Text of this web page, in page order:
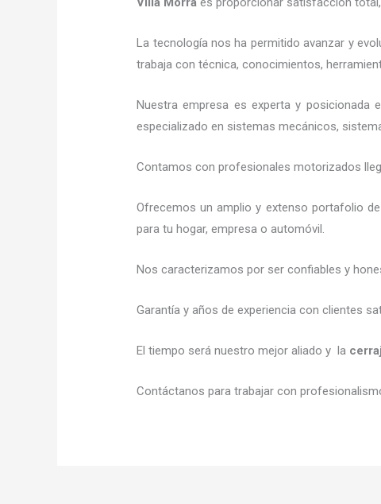
La tecnología nos ha permitido avanzar y
trabaja con técnica, conocimientos,
Nuestra empresa es experta y posicionada
especializado en sistemas mecánicos,
Contamos con profesionales motorizados
Ofrecemos un amplio y extenso portafolio
para tu hogar, empresa o automóvil.
Nos caracterizamos por ser confiables y
Garantía y años de experiencia con clientes
El tiempo será nuestro mejor aliado y la
Contáctanos para trabajar con